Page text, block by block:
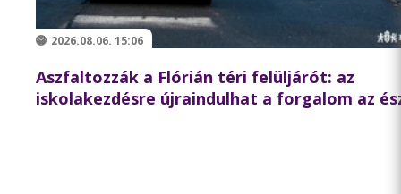
2026.08.06. 15:06
Aszfaltozzák a Flórián téri felüljárót: az
iskolakezdésre újraindulhat a forgalom az